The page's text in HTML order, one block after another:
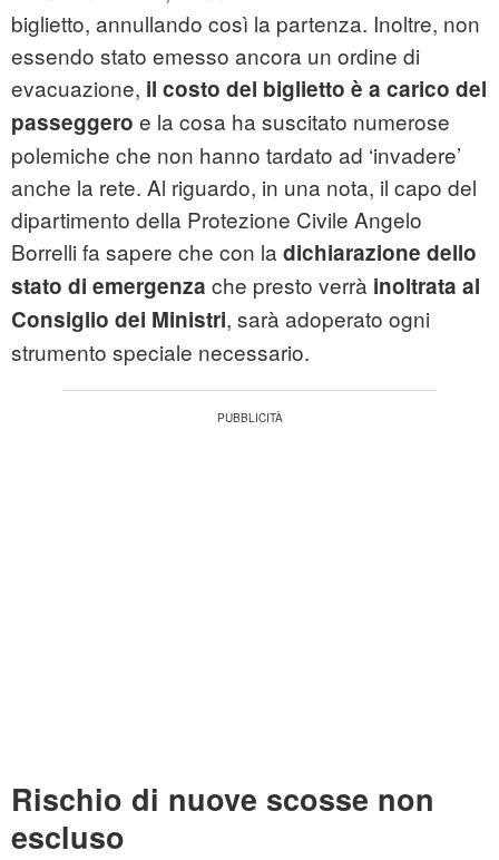
biglietto, annullando così la partenza. Inoltre, non
essendo stato emesso ancora un ordine di
evacuazione, il costo del biglietto è a carico del
passeggero e la cosa ha suscitato numerose
polemiche che non hanno tardato ad ‘invadere’
anche la rete. Al riguardo, in una nota, il capo del
dipartimento della Protezione Civile Angelo
Borrelli fa sapere che con la dichiarazione dello
stato di emergenza che presto verrà inoltrata al
Consiglio dei Ministri, sarà adoperato ogni
strumento speciale necessario.
Rischio di nuove scosse non
escluso